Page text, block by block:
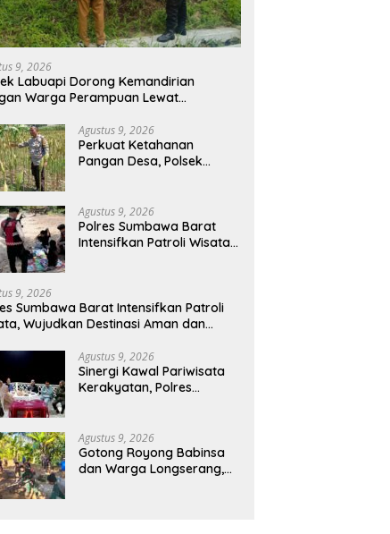
9, 2026
Labuapi Dorong Kemandirian
Warga Perampuan Lewat
Agustus 9, 2026
Perkuat Ketahanan
Pangan Desa, Polsek
Agustus 9, 2026
Polres Sumbawa Barat
Intensifkan Patroli Wisata,
9, 2026
Sumbawa Barat Intensifkan Patroli
Wujudkan Destinasi Aman dan
Agustus 9, 2026
Sinergi Kawal Pariwisata
Kerakyatan, Polres
Sharing Pengelolaan
Pariwisata Bendungan Tiu
Suntuk”
Agustus 9, 2026
Gotong Royong Babinsa
dan Warga Longserang,